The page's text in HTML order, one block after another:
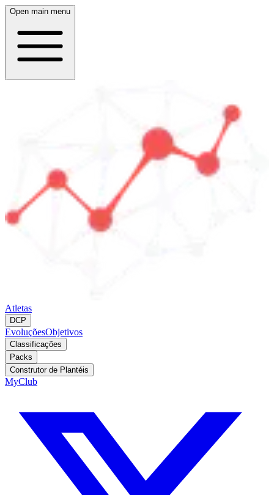
Open main menu
Atletas
DCP
EvoluçõesObjetivos
Classificações
Packs
Construtor de Plantéis
MyClub